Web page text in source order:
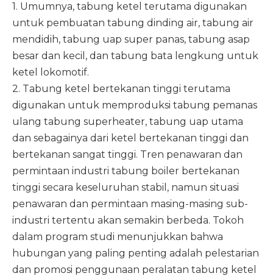
1. Umumnya, tabung ketel terutama digunakan
untuk pembuatan tabung dinding air, tabung air
mendidih, tabung uap super panas, tabung asap
besar dan kecil, dan tabung bata lengkung untuk
ketel lokomotif.
2. Tabung ketel bertekanan tinggi terutama
digunakan untuk memproduksi tabung pemanas
ulang tabung superheater, tabung uap utama
dan sebagainya dari ketel bertekanan tinggi dan
bertekanan sangat tinggi. Tren penawaran dan
permintaan industri tabung boiler bertekanan
tinggi secara keseluruhan stabil, namun situasi
penawaran dan permintaan masing-masing sub-
industri tertentu akan semakin berbeda. Tokoh
dalam program studi menunjukkan bahwa
hubungan yang paling penting adalah pelestarian
dan promosi penggunaan peralatan tabung ketel